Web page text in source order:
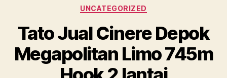
Categories
UNCATEGORIZED
Tato Jual Cinere Depok
Megapolitan Limo 745m